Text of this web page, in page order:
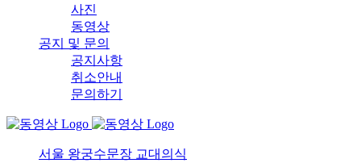
사진
동영상
공지 및 문의
공지사항
취소안내
문의하기
서울 왕궁수문장 교대의식